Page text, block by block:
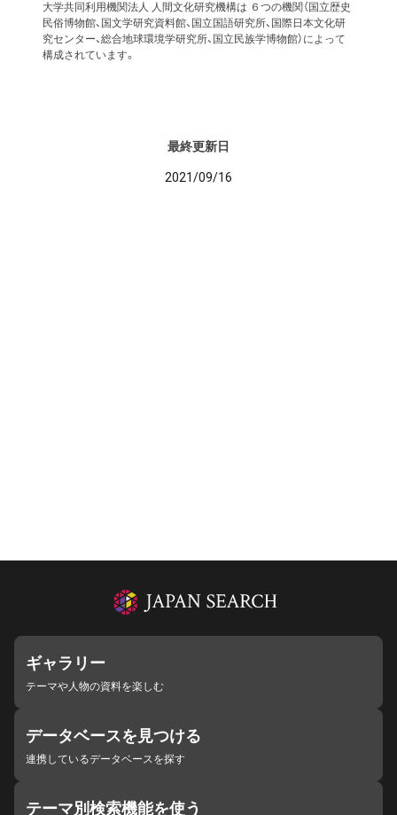
大学共同利用機関法人 人間文化研究機構は ６つの機関（国立歴史
民俗博物館、国文学研究資料館、国立国語研究所、国際日本文化研
究センター、総合地球環境学研究所、国立民族学博物館）によって
構成されています。
最終更新日
2021/09/16
ギャラリー
テーマや人物の資料を楽しむ
データベースを見つける
連携しているデータベースを探す
テーマ別検索機能を使う